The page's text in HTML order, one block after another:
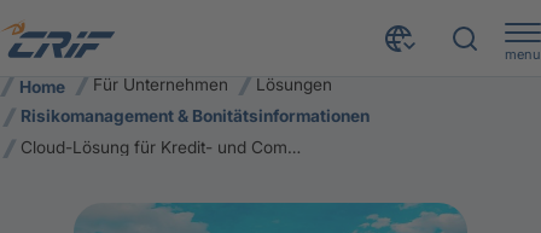
menu
Home Für Unternehmen
Lösungen
Risikomanagement & Bonitätsinformationen
Cloud-Lösung für Kredit- und Compliance-Risiken